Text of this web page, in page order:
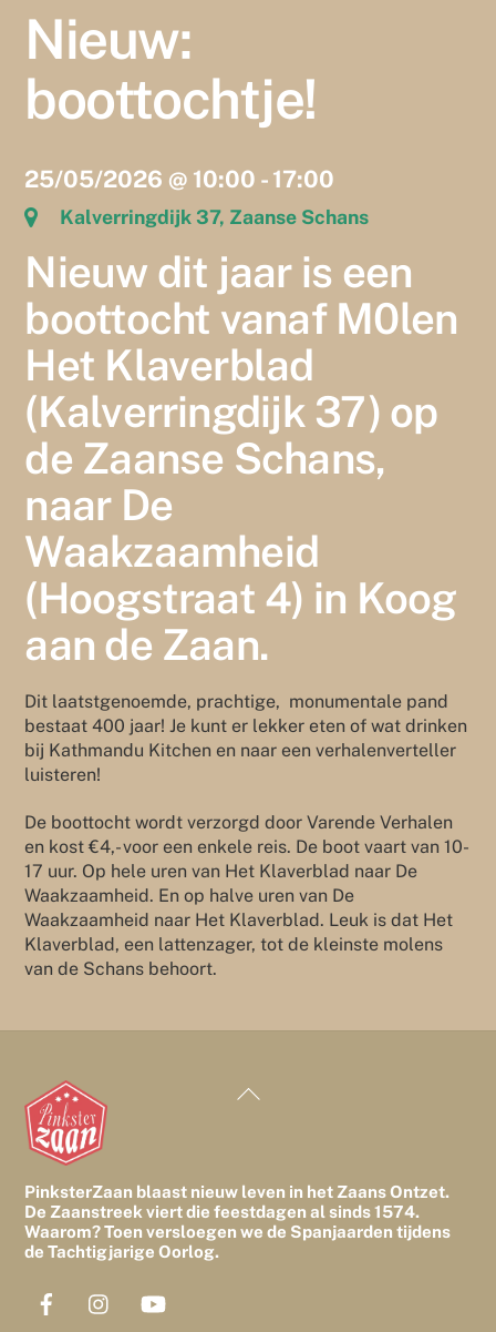
Nieuw:
boottochtje!
25/05/2026 @ 10:00 - 17:00
Kalverringdijk 37, Zaanse Schans
Nieuw dit jaar is een
boottocht vanaf M0len
Het Klaverblad
(Kalverringdijk 37) op
de Zaanse Schans,
naar De
Waakzaamheid
(Hoogstraat 4) in Koog
aan de Zaan.
Dit laatstgenoemde, prachtige, monumentale pand
bestaat 400 jaar! Je kunt er lekker eten of wat drinken
bij Kathmandu Kitchen en naar een verhalenverteller
luisteren!
De boottocht wordt verzorgd door Varende Verhalen
en kost €4,- voor een enkele reis. De boot vaart van 10-
17 uur. Op hele uren van Het Klaverblad naar De
Waakzaamheid. En op halve uren van De
Waakzaamheid naar Het Klaverblad. Leuk is dat Het
Klaverblad, een lattenzager, tot de kleinste molens
van de Schans behoort.
Back
To
PinksterZaan blaast nieuw leven in het Zaans Ontzet.
De Zaanstreek viert die feestdagen al sinds 1574.
Waarom? Toen versloegen we de Spanjaarden tijdens
de Tachtigjarige Oorlog.